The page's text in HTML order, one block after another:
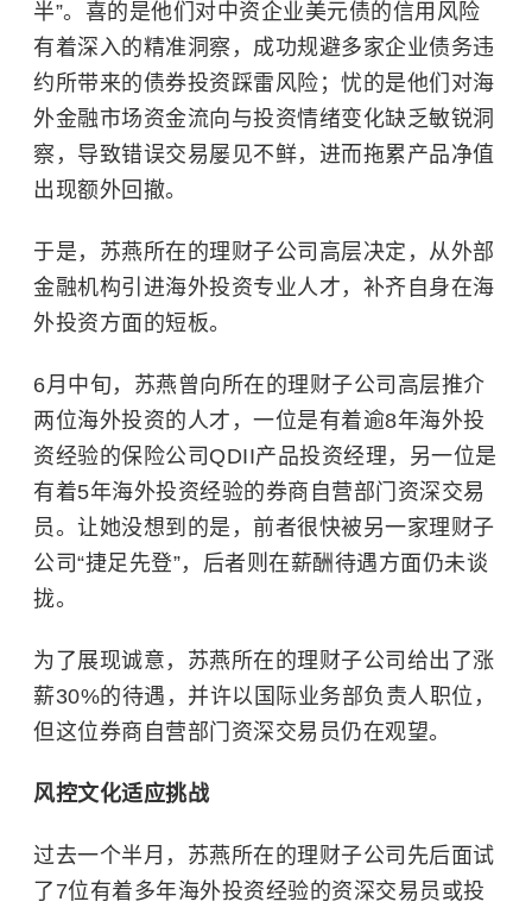
半”。喜的是他们对中资企业美元债的信用风险
有着深入的精准洞察，成功规避多家企业债务违
约所带来的债券投资踩雷风险；忧的是他们对海
外金融市场资金流向与投资情绪变化缺乏敏锐洞
察，导致错误交易屡见不鲜，进而拖累产品净值
出现额外回撤。
于是，苏燕所在的理财子公司高层决定，从外部
金融机构引进海外投资专业人才，补齐自身在海
外投资方面的短板。
6月中旬，苏燕曾向所在的理财子公司高层推介
两位海外投资的人才，一位是有着逾8年海外投
资经验的保险公司QDII产品投资经理，另一位是
有着5年海外投资经验的券商自营部门资深交易
员。让她没想到的是，前者很快被另一家理财子
公司“捷足先登”，后者则在薪酬待遇方面仍未谈
拢。
为了展现诚意，苏燕所在的理财子公司给出了涨
薪30%的待遇，并许以国际业务部负责人职位，
但这位券商自营部门资深交易员仍在观望。
风控文化适应挑战
过去一个半月，苏燕所在的理财子公司先后面试
了7位有着多年海外投资经验的资深交易员或投